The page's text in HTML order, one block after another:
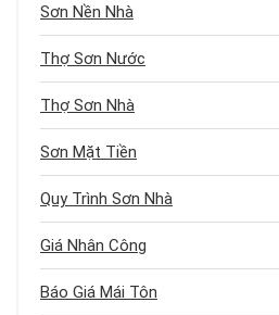
Sơn Nền Nhà
Thợ Sơn Nước
Thợ Sơn Nhà
Sơn Mặt Tiền
Quy Trình Sơn Nhà
Giá Nhân Công
Báo Giá Mái Tôn